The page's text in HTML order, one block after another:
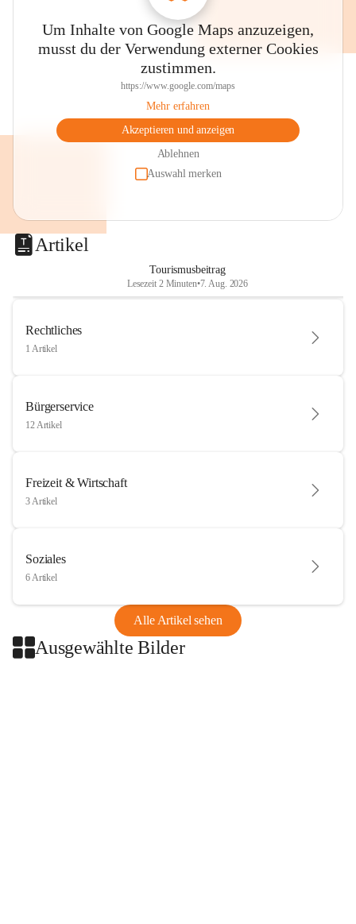
Um Inhalte von Google Maps anzuzeigen,
musst du der Verwendung externer Cookies
zustimmen.
https://www.google.com/maps
Mehr erfahren
Akzeptieren und anzeigen
Ablehnen
Auswahl merken
Artikel
Tourismusbeitrag
Lesezeit 2 Minuten•7. Aug. 2026
Rechtliches
1 Artikel
Bürgerservice
12 Artikel
Freizeit & Wirtschaft
3 Artikel
Soziales
6 Artikel
Alle Artikel sehen
Ausgewählte Bilder